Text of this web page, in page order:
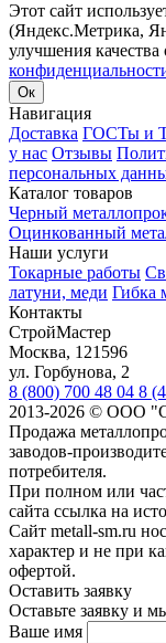
Этот сайт
(Яндекс.Метрика,
улучшения
Ок
Навигация
Доставка ГОСТы и
у нас Отзывы
персональных
Каталог товаров
Черный
Оцинкованный
Наши услуги
Токарные работы
латуни, меди Гибка
Контакты
СтройМастер
Москва, 121596
ул. Горбунова, 2
8 (800) 700 48 04 8
2013-2026 © ООО
Продажа
заводов-
потребителя.
При полном или
сайта ссылка на
Сайт metall-sm.ru
характер и не при
офертой.
Оставить заявку
Оставьте заявку и
Ваше имя